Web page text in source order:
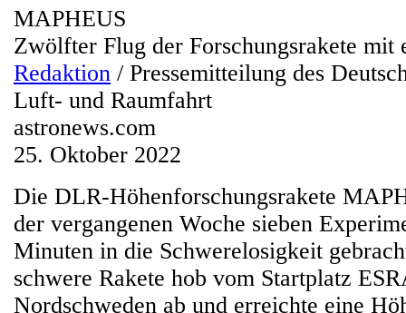
MAPHEUS
Zwölfter Flug der Forschungsrakete mit
Redaktion / Pressemitteilung des
Luft- und Raumfahrt
astronews.com
25. Oktober 2022
Die DLR-Höhenforschungsrakete
der vergangenen Woche sieben
Minuten in die Schwerelosigkeit
schwere Rakete hob vom Startplatz
Nordschweden ab und erreichte eine